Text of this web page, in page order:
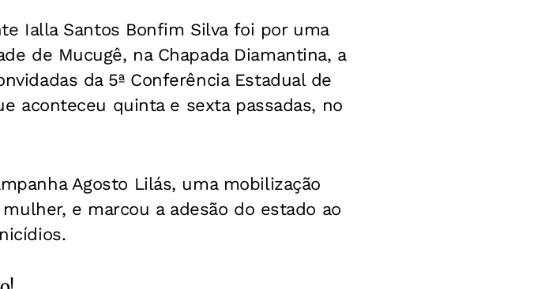
Ialla Santos Bonfim Silva foi por uma
de Mucugê, na Chapada Diamantina, a
da 5ª Conferência Estadual de
aconteceu quinta e sexta passadas, no
Agosto Lilás, uma mobilização
e marcou a adesão do estado ao